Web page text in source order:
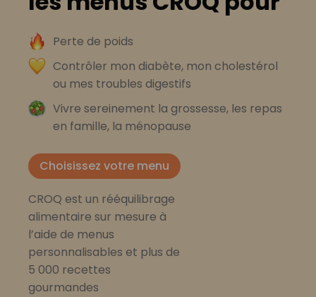
Perte de poids
Contrôler mon diabète, mon cholestérol
ou mes troubles digestifs
Vivre sereinement la grossesse, les repas
en famille, la ménopause
Choisissez votre menu
CROQ est un rééquilibrage
alimentaire sur mesure à
l’aide de menus
personnalisables et plus de
5 000 recettes
gourmandes